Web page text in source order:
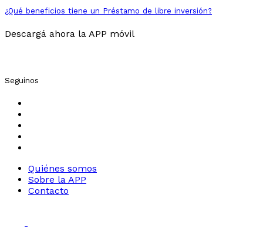
¿Qué beneficios tiene un Préstamo de libre inversión?
Descargá ahora la APP móvil
Seguinos
Quiénes somos
Sobre la APP
Contacto